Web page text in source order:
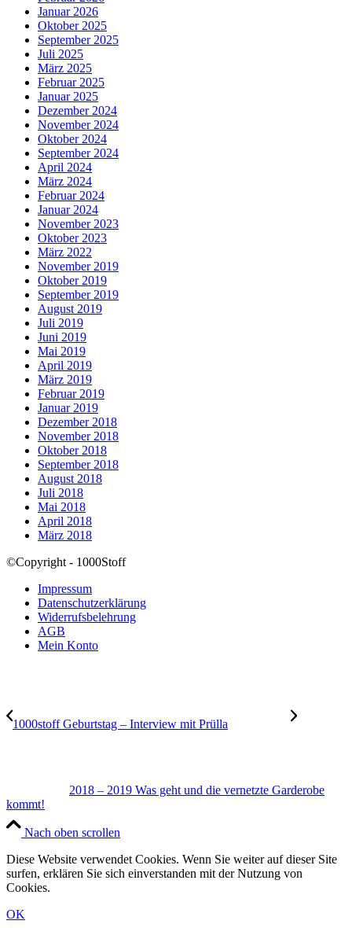
Januar 2026
Oktober 2025
September 2025
Juli 2025
März 2025
Februar 2025
Januar 2025
Dezember 2024
November 2024
Oktober 2024
September 2024
April 2024
März 2024
Februar 2024
Januar 2024
November 2023
Oktober 2023
März 2022
November 2019
Oktober 2019
September 2019
August 2019
Juli 2019
Juni 2019
Mai 2019
April 2019
März 2019
Februar 2019
Januar 2019
Dezember 2018
November 2018
Oktober 2018
September 2018
August 2018
Juli 2018
Mai 2018
April 2018
März 2018
©Copyright - 1000Stoff
Impressum
Datenschutzerklärung
Widerrufsbelehrung
AGB
Mein Konto
1000stoff Geburtstag – Interview mit Prülla
2018 – 2019 Was geht und die vernetzte Garderobe
kommt!
Nach oben scrollen
Diese Website verwendet Cookies. Wenn Sie weiter auf dieser Site
surfen, erklären Sie sich einverstanden mit der Nutzung von
Cookies.
OK